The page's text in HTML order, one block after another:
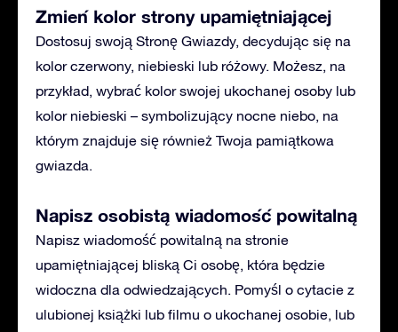
Zmień kolor strony upamiętniającej
Dostosuj swoją Stronę Gwiazdy, decydując się na
kolor czerwony, niebieski lub różowy. Możesz, na
przykład, wybrać kolor swojej ukochanej osoby lub
kolor niebieski – symbolizujący nocne niebo, na
którym znajduje się również Twoja pamiątkowa
gwiazda.
Napisz osobistą wiadomość powitalną
Napisz wiadomość powitalną na stronie
upamiętniającej bliską Ci osobę, która będzie
widoczna dla odwiedzających. Pomyśl o cytacie z
ulubionej książki lub filmu o ukochanej osobie, lub